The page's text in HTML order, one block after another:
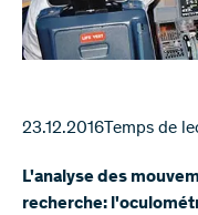
23.12.2016Temps de
L'analyse des
recherche: